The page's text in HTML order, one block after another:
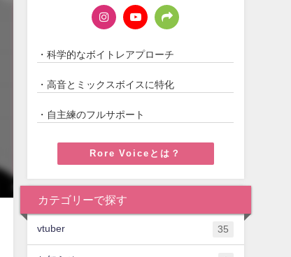
・科学的なボイトレアプローチ
・高音とミックスボイスに特化
・自主練のフルサポート
Rore Voiceとは？
カテゴリーで探す
vtuber 35